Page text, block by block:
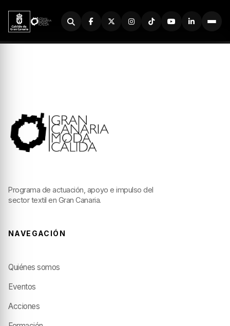
Buscador
Programa de actuación, apoyo e impulso del
sector textil en Gran Canaria.
NAVEGACIÓN
Quiénes somos
Eventos
Acciones